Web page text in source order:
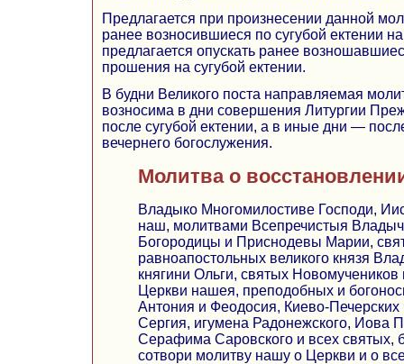
Предлагается при произнесении данной
ранее возносившиеся по сугубой ектении
предлагается опускать ранее
прошения на сугубой ектении.
В будни Великого поста направляемая
возносима в дни совершения Литургии
после сугубой ектении, а в иные дни —
вечернего богослужения.
Молитва о
Владыко Многомилостиве Господи,
наш, молитвами Всепречистыя
Богородицы и Приснодевы Марии,
равноапостольных великого князя
княгини Ольги, святых Новомучеников
Церкви нашея, преподобных и
Антония и Феодосия, Киево-Печерских
Сергия, игумена Радонежского, Иова
Серафима Саровского и всех святых,
сотвори молитву нашу о Церкви и о